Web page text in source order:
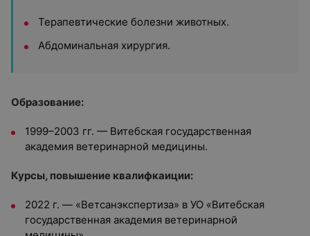
Терапевтические болезни животных.
Абдоминальная хирургия.
Образование:
1999–2003 гг. — Витебская государственная
академия ветеринарной медицины.
Курсы, повышение квалифкаиции:
2022 г. — «Ветсанэкспертиза» в УО «Витебская
государственная академия ветеринарной